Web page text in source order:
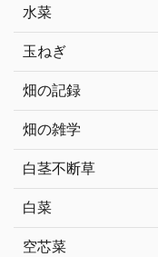
水菜
玉ねぎ
畑の記録
畑の雑学
白茎不断草
白菜
空芯菜